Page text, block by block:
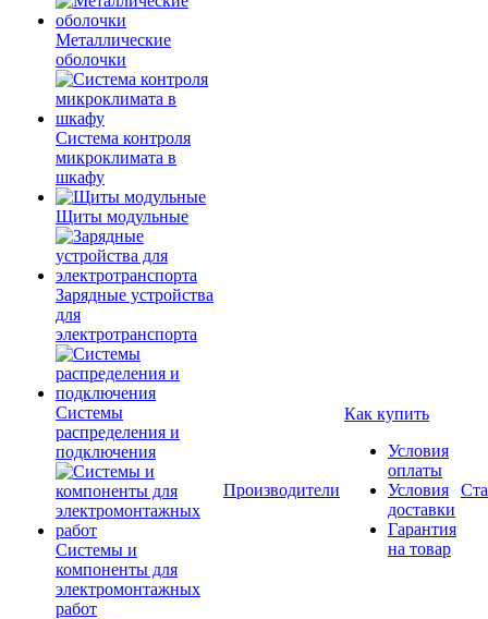
Металлические
оболочки
Система контроля
микроклимата в
шкафу
Щиты модульные
Зарядные устройства
для
электротранспорта
Системы
распределения и
подключения
Системы и
компоненты для
электромонтажных
работ
Производители
Как купить
Условия
оплаты
Условия
доставки
Гарантия
на товар